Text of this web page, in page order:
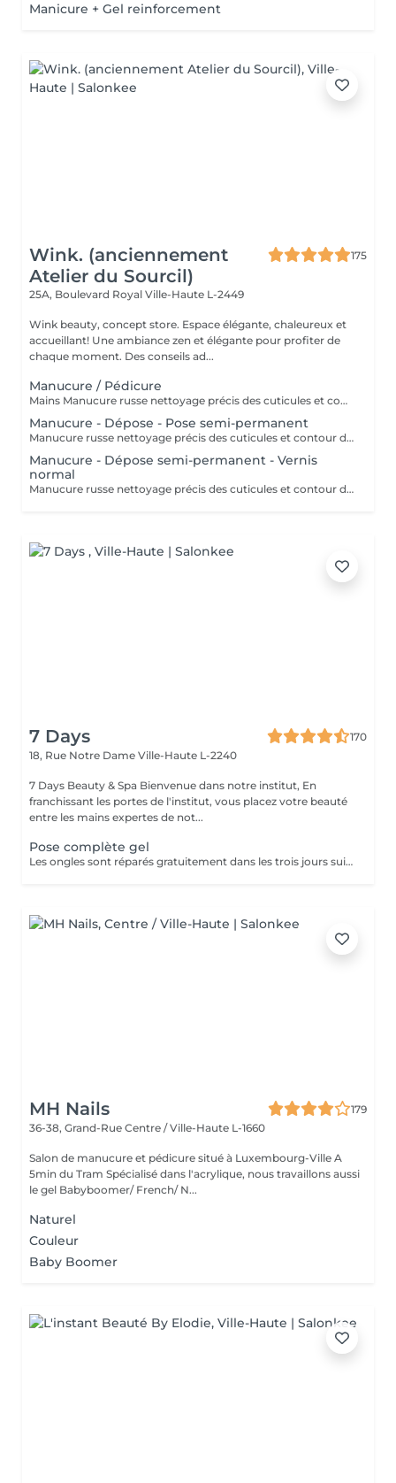
Manicure + Gel reinforcement
Wink. (anciennement
Atelier du Sourcil)
175
25A, Boulevard Royal Ville-Haute L-2449
Wink beauty, concept store. Espace élégante, chaleureux et
accueillant! Une ambiance zen et élégante pour profiter de
chaque moment. Des conseils ad...
Manucure / Pédicure
Mains Manucure russe nettoyage précis des cuticules et contour des ongles. Application d'un vernis semi-permanent qui dure 3 à 4 semaines. Résultat naturel, brillant et résistant aux chocs. Pieds Retrait des cuticules, limage et polissage des ongles. Application de la base semi-permanent : protège l'ongle naturel et favorise l'adhérence. Application de la couleur semi-permanent : couche uniforme pour une finition parfaite.
Manucure - Dépose - Pose semi-permanent
Manucure russe nettoyage précis des cuticules et contour des ongles. Retrait 85% de l'ancien semi-permanent sans touche a votre ongles naturel. Application d'un semi-permanent sur l'ongle. Idéal pour repartir sur une base propre sans accumulation de produit.
Manucure - Dépose semi-permanent - Vernis
normal
Manucure russe nettoyage précis des cuticules et contour des ongles. Retrait 85% de l'ancien semi-permanent sans touche a votre ongles naturel. Vernis classique appliqué sur l'ongle naturel. Rendu brillant, élégant
7 Days
170
18, Rue Notre Dame Ville-Haute L-2240
7 Days Beauty & Spa Bienvenue dans notre institut, En
franchissant les portes de l'institut, vous placez votre beauté
entre les mains expertes de not...
Pose complète gel
Les ongles sont réparés gratuitement dans les trois jours suivant le service ! A partir du quatrième jour la prestation est payante.
MH Nails
179
36-38, Grand-Rue Centre / Ville-Haute L-1660
Salon de manucure et pédicure situé à Luxembourg-Ville A
5min du Tram Spécialisé dans l'acrylique, nous travaillons aussi
le gel Babyboomer/ French/ N...
Naturel
Couleur
Baby Boomer